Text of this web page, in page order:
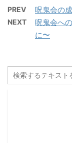
PREV 呪鬼会の
NEXT
呪鬼会へ
に〜